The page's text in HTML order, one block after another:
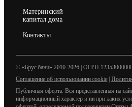
Материнский
капитал дома
Контакты
© «Брус бани» 2010-2026 | ОГРН
Соглашение об использовании cookie |
Публичная оферта. Вся представленная на
информационный характер и ни при каких